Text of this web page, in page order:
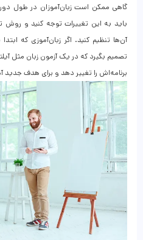
گاهی ممکن است زبان‌آموزان در طول
باید به این تغییرات توجه کنید و روش
آن‌ها تنظیم کنید. اگر زبان‌آموزی که
تصمیم بگیرد که در یک آزمون زبان مثل
برنامه‌اش را تغییر دهد و برای هدف جدید